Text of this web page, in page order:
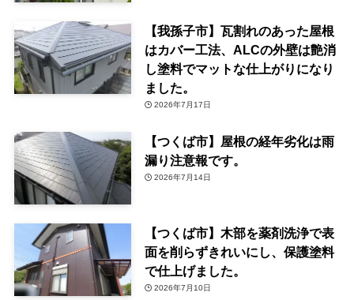
【我孫子市】瓦割れのあった屋根
はカバー工法、ALCの外壁は艶消
し塗料でマットな仕上がりになり
ました。
2026年7月17日
【つくば市】屋根の経年劣化は雨
漏り注意報です。
2026年7月14日
【つくば市】木部を薬剤洗浄で表
面を削らずきれいにし、保護塗料
で仕上げました。
2026年7月10日